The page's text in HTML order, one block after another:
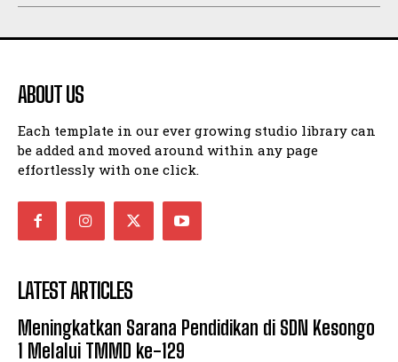
ABOUT US
Each template in our ever growing studio library can
be added and moved around within any page
effortlessly with one click.
LATEST ARTICLES
Meningkatkan Sarana Pendidikan di SDN Kesongo
1 Melalui TMMD ke-129